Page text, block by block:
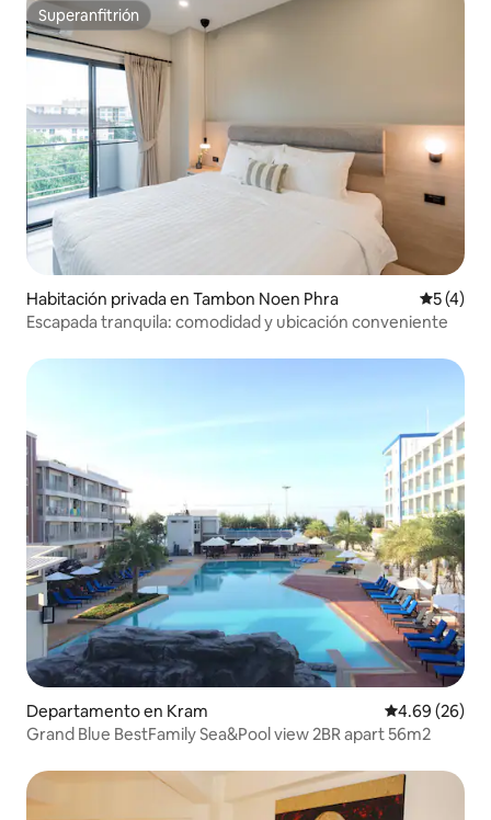
Superanfitrión
Superanfitrión
Habitación privada en Tambon Noen Phra
5 (4)
Escapada tranquila: comodidad y ubicación conveniente
Departamento en Kram Calificación
4.69 (26)
Grand Blue BestFamily Sea&Pool view 2BR apart 56m2